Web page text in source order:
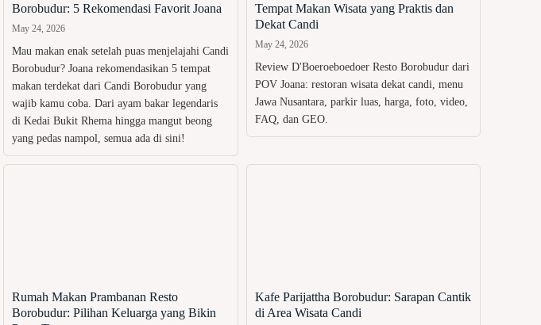
Borobudur: 5 Rekomendasi Favorit Joana
May 24, 2026
Mau makan enak setelah puas menjelajahi Candi
Borobudur? Joana rekomendasikan 5 tempat
makan terdekat dari Candi Borobudur yang
wajib kamu coba. Dari ayam bakar legendaris
di Kedai Bukit Rhema hingga mangut beong
yang pedas nampol, semua ada di sini!
Tempat Makan Wisata yang Praktis dan
Dekat Candi
May 24, 2026
Review D'Boeroeboedoer Resto Borobudur dari
POV Joana: restoran wisata dekat candi, menu
Jawa Nusantara, parkir luas, harga, foto, video,
FAQ, dan GEO.
Rumah Makan Prambanan Resto
Borobudur: Pilihan Keluarga yang Bikin
Kafe Parijattha Borobudur: Sarapan Cantik
di Area Wisata Candi